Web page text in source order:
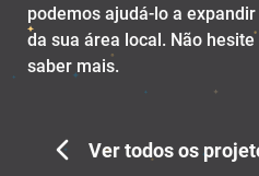
podemos ajudá-lo a
da sua área local. Não
saber mais.
Ver todos os